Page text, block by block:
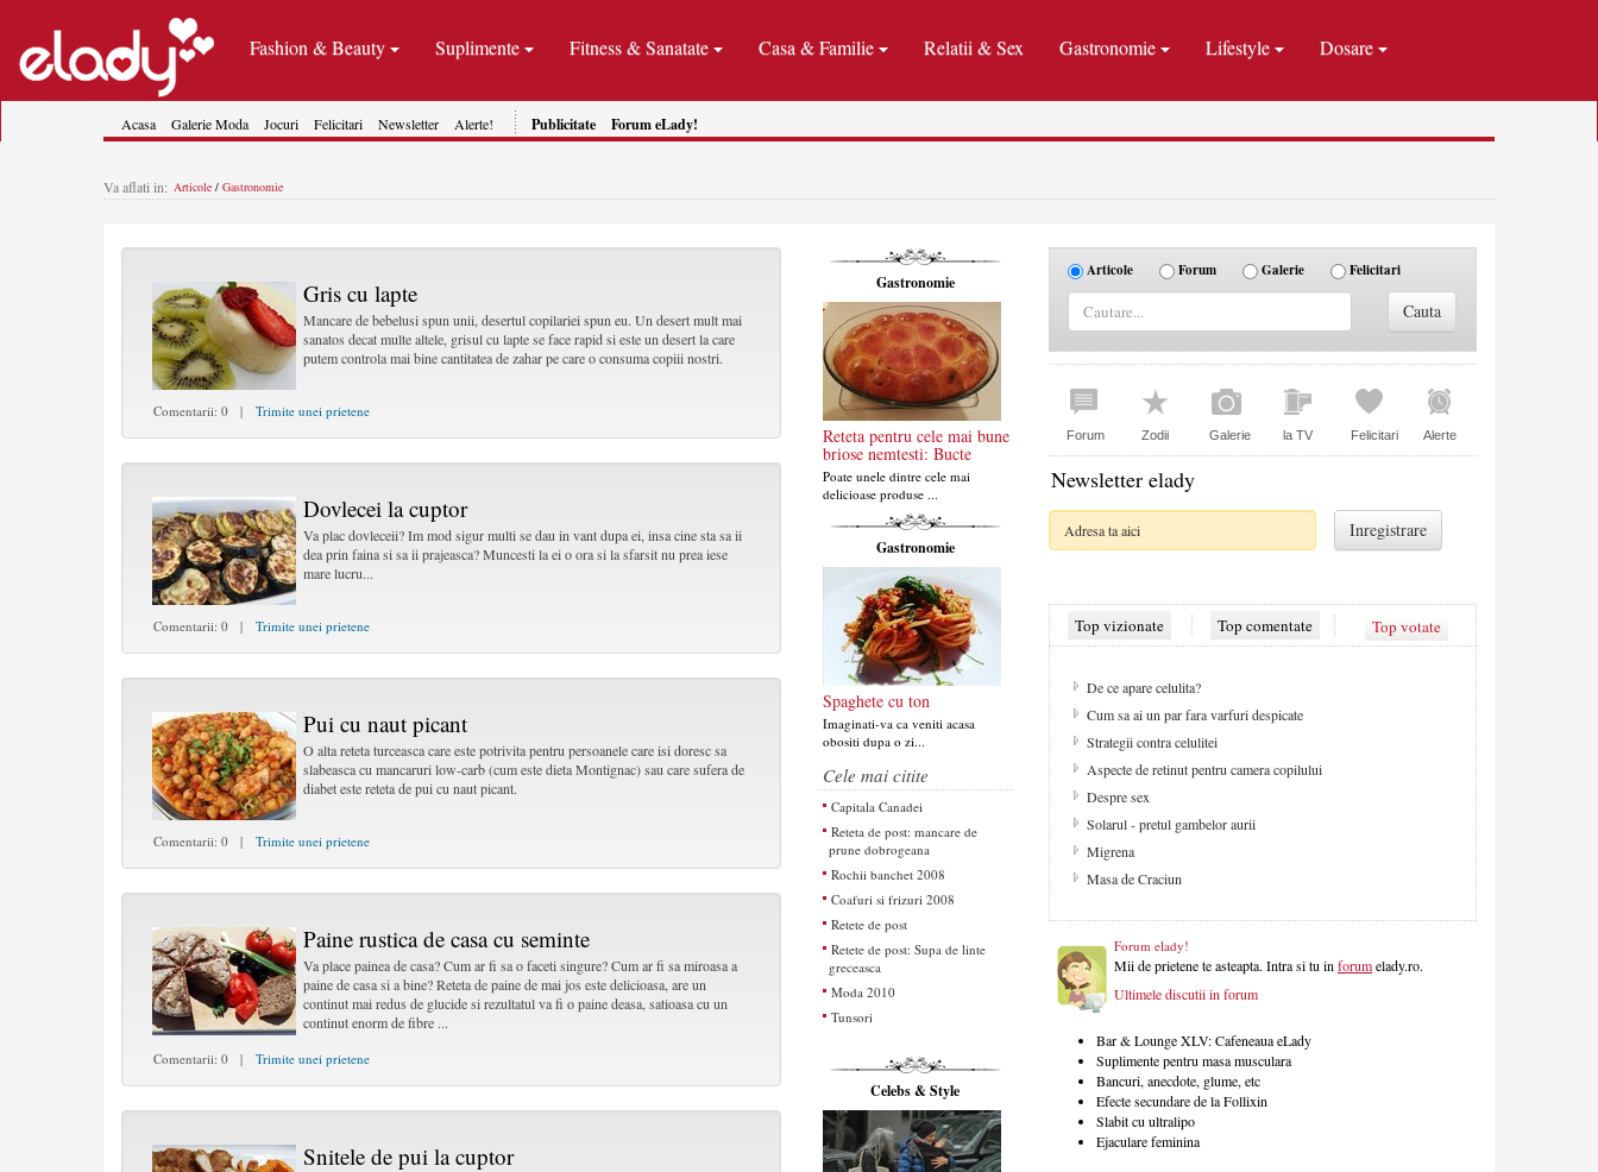
Fashion & Beauty Suplimente Fitness & Sanatate Casa & Familie Relatii & Sex Gastronomie Lifestyle Dosare
Acasa Galerie Moda Jocuri Felicitari Newsletter Alerte! Publicitate Forum eLady!
Va aflati in: Articole / Gastronomie
Gris cu lapte
Mancare de bebelusi spun unii, desertul copilariei spun eu. Un desert mult mai
sanatos decat multe altele, grisul cu lapte se face rapid si este un desert la care
putem controla mai bine cantitatea de zahar pe care o consuma copiii nostri.
Comentarii: 0 | Trimite unei prietene
Dovlecei la cuptor
Va plac dovleceii? Im mod sigur multi se dau in vant dupa ei, insa cine sta sa ii
dea prin faina si sa ii prajeasca? Muncesti la ei o ora si la sfarsit nu prea iese
mare lucru...
Comentarii: 0 | Trimite unei prietene
Pui cu naut picant
O alta reteta turceasca care este potrivita pentru persoanele care isi doresc sa
slabeasca cu mancaruri low-carb (cum este dieta Montignac) sau care sufera de
diabet este reteta de pui cu naut picant.
Comentarii: 0 | Trimite unei prietene
Paine rustica de casa cu seminte
Va place painea de casa? Cum ar fi sa o faceti singure? Cum ar fi sa miroasa a
paine de casa si a bine? Reteta de paine de mai jos este delicioasa, are un
continut mai redus de glucide si rezultatul va fi o paine deasa, satioasa cu un
continut enorm de fibre ...
Comentarii: 0 | Trimite unei prietene
Snitele de pui la cuptor
Gastronomie
Reteta pentru cele mai bune
briose nemtesti: Bucte
Poate unele dintre cele mai
delicioase produse ...
Gastronomie
Spaghete cu ton
Imaginati-va ca veniti acasa
obositi dupa o zi...
Cele mai citite
Capitala Canadei
Reteta de post: mancare de
prune dobrogeana
Rochii banchet 2008
Coafuri si frizuri 2008
Retete de post
Retete de post: Supa de linte
greceasca
Moda 2010
Tunsori
Celebs & Style
Articole Forum Galerie Felicitari
Forum Zodii Galerie la TV Felicitari Alerte
Newsletter elady
Top vizionate Top comentate Top votate
De ce apare celulita?
Cum sa ai un par fara varfuri despicate
Strategii contra celulitei
Aspecte de retinut pentru camera copilului
Despre sex
Solarul - pretul gambelor aurii
Migrena
Masa de Craciun
Forum elady!
Mii de prietene te asteapta. Intra si tu inforumelady.ro.
Ultimele discutii in forum
Bar & Lounge XLV: Cafeneaua eLady
Suplimente pentru masa musculara
Bancuri, anecdote, glume, etc
Efecte secundare de la Follixin
Slabit cu ultralipo
Ejaculare feminina